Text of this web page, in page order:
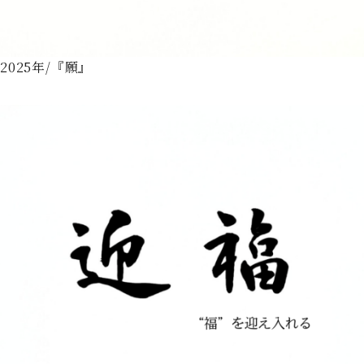
2025年/『願』